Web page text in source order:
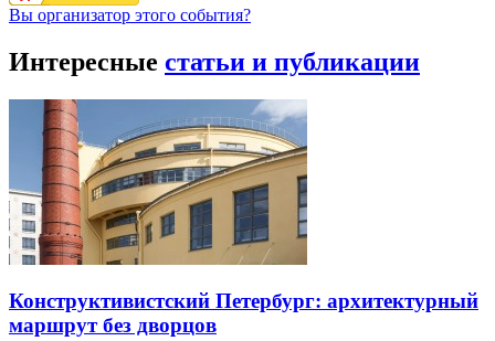
Вы организатор этого события?
Интересные статьи и публикации
Конструктивистский Петербург: архитектурный
маршрут без дворцов